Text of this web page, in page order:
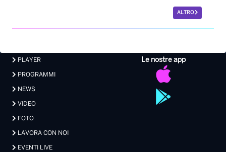
ALTRO
Le nostre app
PLAYER
PROGRAMMI
NEWS
VIDEO
FOTO
LAVORA CON NOI
EVENTI LIVE